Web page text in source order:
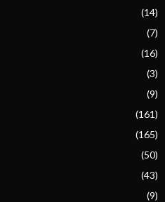
(14)
(7)
(16)
(3)
(9)
(161)
(165)
(50)
(43)
(9)